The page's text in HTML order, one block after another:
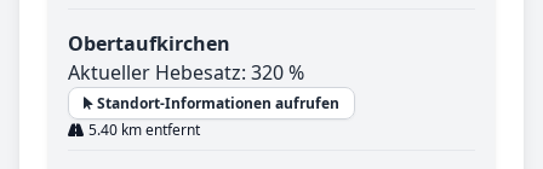
Obertaufkirchen
Aktueller Hebesatz: 320 %
Standort-Informationen aufrufen
5.40 km entfernt